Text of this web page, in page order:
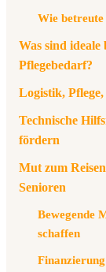
Wie
Was sind
Pflegebedarf?
Logistik,
Technische
fördern
Mut zum
Senioren
Bewegende
schaffen